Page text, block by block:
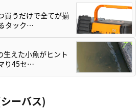
買うだけで全てが揃
タック…
生えた小魚がヒント
り45セ…
ーバス)